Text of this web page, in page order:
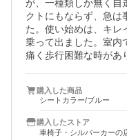
が、一種類しか無く自
クトにもならず、急は
た。使い始めは、キレ
乗って出ました。室内
痛く歩行困難な時があ
た。介助タイプでもあ
はコンパクトになり
れました。取り外し可
その上前に購入した
購入した商品
シートカラー/ブルー
購入したストア
車椅子・シルバーカーの